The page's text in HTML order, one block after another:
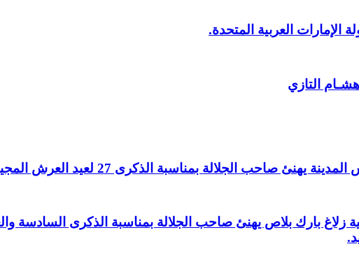
الإمارات العربية المتحدة.
التازي
الجلالة بمناسبة الذكرى 27 لعيد العرش المجيد.
زلاغ بارك بلاص يهنئ صاحب الجلالة بمناسبة الذكرى